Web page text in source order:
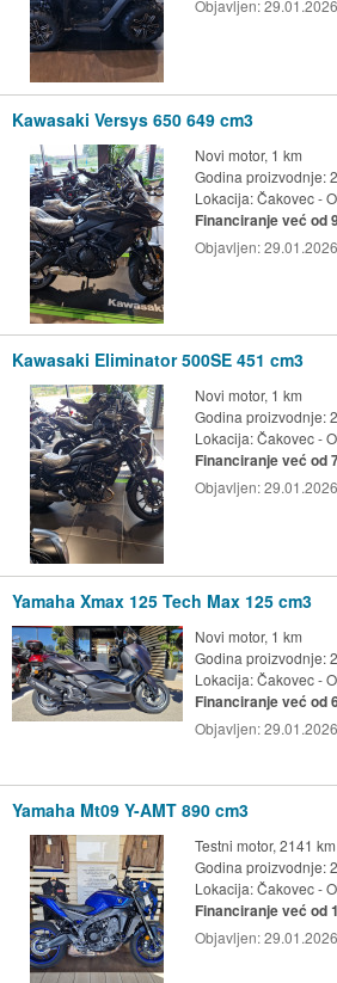
Objavljen:
Kawasaki Versys 650 649 cm3
Novi motor, 1 km
Godina proizvodnje:
Lokacija:Čakovec -
Financiranje već od
Objavljen:
Kawasaki Eliminator 500SE 451 cm3
Novi motor, 1 km
Godina proizvodnje:
Lokacija:Čakovec -
Financiranje već od
Objavljen:
Yamaha Xmax 125 Tech Max 125 cm3
Novi motor, 1 km
Godina proizvodnje:
Lokacija:Čakovec -
Financiranje već od
Objavljen:
Yamaha Mt09 Y-AMT 890 cm3
Testni motor, 2141 km
Godina proizvodnje:
Lokacija:Čakovec -
Financiranje već od
Objavljen: